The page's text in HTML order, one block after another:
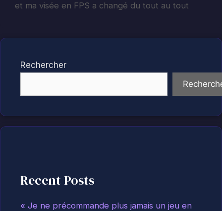
et ma visée en FPS a changé du tout au tout
Rechercher
Recent Posts
« Je ne précommande plus jamais un jeu en